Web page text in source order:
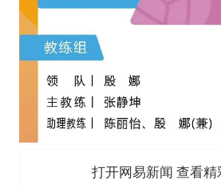
打开网易新闻 查看